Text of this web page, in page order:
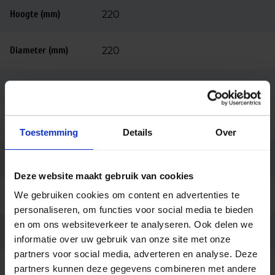
Toestemming Details Over
Deze website maakt gebruik van cookies
We gebruiken cookies om content en advertenties te
personaliseren, om functies voor social media te bieden
en om ons websiteverkeer te analyseren. Ook delen we
informatie over uw gebruik van onze site met onze
partners voor social media, adverteren en analyse. Deze
partners kunnen deze gegevens combineren met andere
Hoogte (mm) 220
Diameter (mm) 220
Aansluiting 3.0 meter snoer zonder stekker
Merk Light4u
Garantie 5 jaar